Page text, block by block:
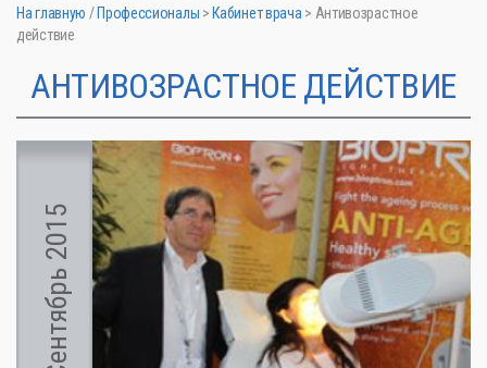
На главную / Профессионалы > Кабинет врача > Антивозрастное
действие
АНТИВОЗРАСТНОЕ ДЕЙСТВИЕ
Сентябрь 2015